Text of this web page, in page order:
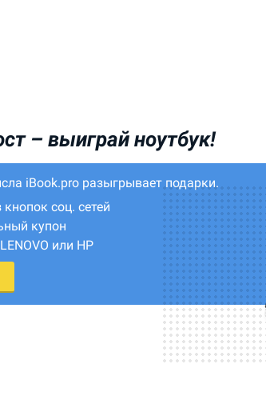
–выиграй ноутбук!
iBook.pro разыгрывает подарки.
соц. сетей
купон
или HP